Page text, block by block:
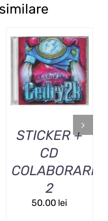
ADAUGĂ ÎN COȘ
/
DETALII
STICKER +
CD
COLABORARI
2
50.00 lei